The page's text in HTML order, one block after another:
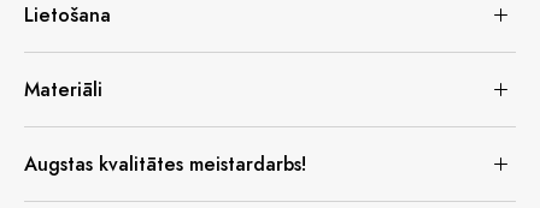
Lietošana
Materiāli
Augstas kvalitātes meistardarbs!